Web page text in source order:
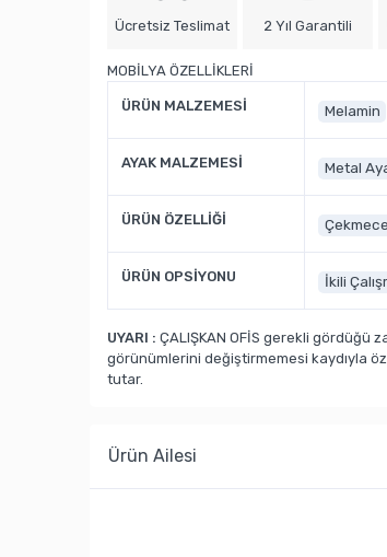
Ücretsiz Teslimat 2 Yıl Garantili
MOBİLYA ÖZELLİKLERİ
ÜRÜN MALZEMESİ Melamin
AYAK MALZEMESİ Metal
ÜRÜN ÖZELLİĞİ
ÜRÜN OPSİYONU İkili
UYARI : ÇALIŞKAN OFİS gerekli
görünümlerini değiştirmemesi kaydıyla
tutar.
Ürün Ailesi